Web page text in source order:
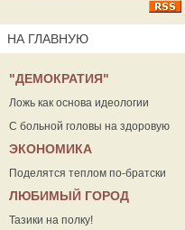
НА ГЛАВНУЮ
"ДЕМОКРАТИЯ"
Ложь как основа идеологии
С больной головы на здоровую
ЭКОНОМИКА
Поделятся теплом по-братски
ЛЮБИМЫЙ ГОРОД
Тазики на полку!